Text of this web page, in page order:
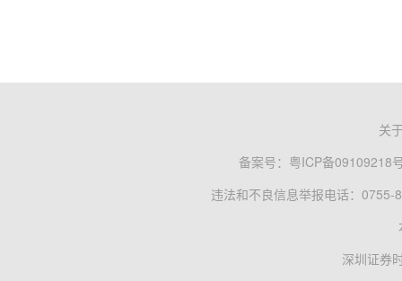
关
备案号： 粤ICP备09109218
违法和不良信息举报电话：0755-
深圳证券